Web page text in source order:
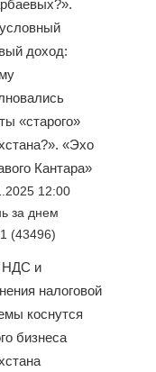
доход:
«старого»
«Эхо
Кантара»
12:00
за днем
(43496)
НДС и
налоговой
коснутся
бизнеса